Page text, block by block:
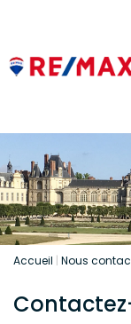
Accueil Nous